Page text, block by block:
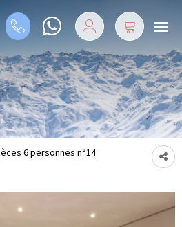
6 personnes n°14